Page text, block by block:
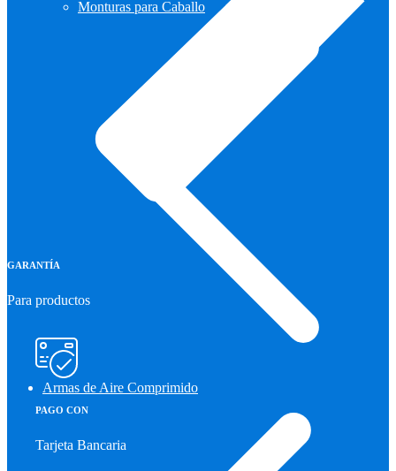
Monturas para Caballo
Armas de Aire Comprimido
GARANTÍA
Para productos
PAGO CON
Tarjeta Bancaria